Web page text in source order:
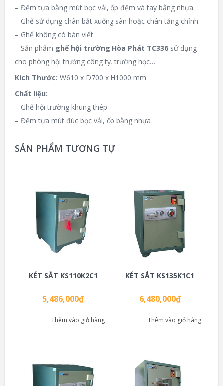
– Đệm tựa bằng mút bọc vải, ốp đệm và tay bằng nhựa.
– Ghế sử dụng chân bắt xuống sàn hoặc chân tăng chỉnh
– Ghế không có bàn viết
– Sản phẩm ghế hội trường Hòa Phát TC336sử dụng
cho phòng hội trường công ty, trường học…
Kích Thước: W610 x D700 x H1000 mm
Chất liệu:
– Ghế hội trường khung thép
– Đệm tựa mút đúc bọc vải, ốp bằng nhựa
SẢN PHẨM TƯƠNG TỰ
KÉT SẮT KS110K2C1
5,486,000₫
Thêm vào giỏ hàng
KÉT SẮT KS135K1C1
6,480,000₫
Thêm vào giỏ hàng